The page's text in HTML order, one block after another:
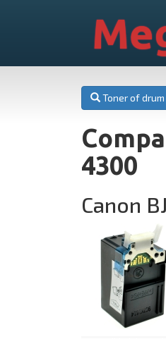
Toner of drum
4300
Canon